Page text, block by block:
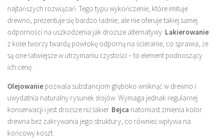
najtańszych rozwiązań. Tego typu wykończenie, które imituje
drewno, prezentuje się bardzo ładnie, ale nie oferuje takiej samej
odporności na uszkodzenia jak droższe alternatywy. Lakierowanie
z kolei tworzy twardą powłokę odporną na ścieranie, co sprawia, że
są one łatwiejsze w utrzymaniu czystości – to element podnoszący
ich cenę.
Olejowanie pozwala substancjom głęboko wniknąć w drewno i
uwydatnia naturalny rysunek słojów. Wymaga jednak regularnej
konserwacji i jest droższe niż lakier. Bejca natomiast zmienia kolor
drewna bez zakrywania jego struktury, co również wpływa na
końcowy koszt.